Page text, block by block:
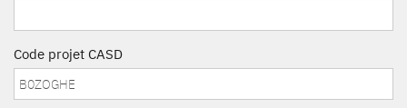
Code projet CASD